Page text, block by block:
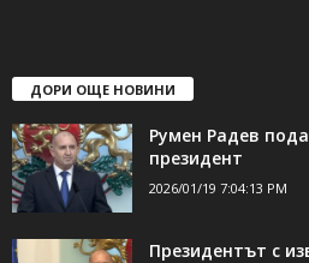
ДОРИ ОЩЕ НОВИНИ
Румен Радев
президент
2026/01/19 7:04:13 PM
Президентът с